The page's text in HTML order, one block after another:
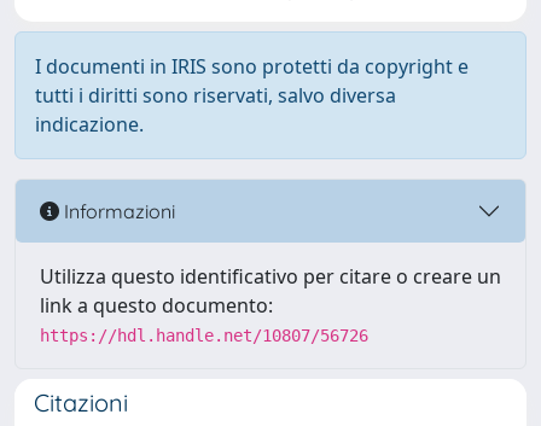
I documenti in IRIS sono protetti da copyright e
tutti i diritti sono riservati, salvo diversa
indicazione.
Informazioni
Utilizza questo identificativo per citare o creare un
link a questo documento:
https://hdl.handle.net/10807/56726
Citazioni